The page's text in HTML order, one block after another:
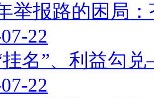
举报路的困局
22
挂名”、利益勾
22